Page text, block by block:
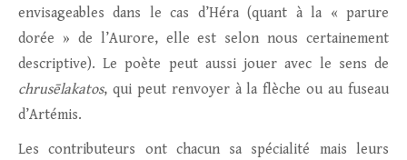
envisageables dans le cas d’Héra (quant à la « parure
dorée » de l’Aurore, elle est selon nous certainement
descriptive). Le poète peut aussi jouer avec le sens de
chrusēlakatos, qui peut renvoyer à la flèche ou au fuseau
d’Artémis.
Les contributeurs ont chacun sa spécialité mais leurs